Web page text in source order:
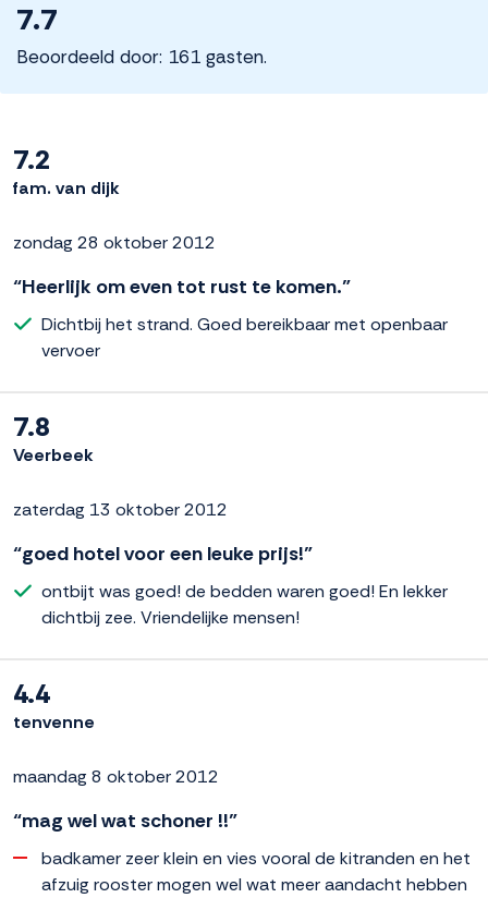
7.7
Beoordeeld door: 161 gasten.
7.2
fam. van dijk
zondag 28 oktober 2012
“Heerlijk om even tot rust te komen.”
Dichtbij het strand. Goed bereikbaar met openbaar
vervoer
7.8
Veerbeek
zaterdag 13 oktober 2012
“goed hotel voor een leuke prijs!”
ontbijt was goed! de bedden waren goed! En lekker
dichtbij zee. Vriendelijke mensen!
4.4
tenvenne
maandag 8 oktober 2012
“mag wel wat schoner !!”
badkamer zeer klein en vies vooral de kitranden en het
afzuig rooster mogen wel wat meer aandacht hebben